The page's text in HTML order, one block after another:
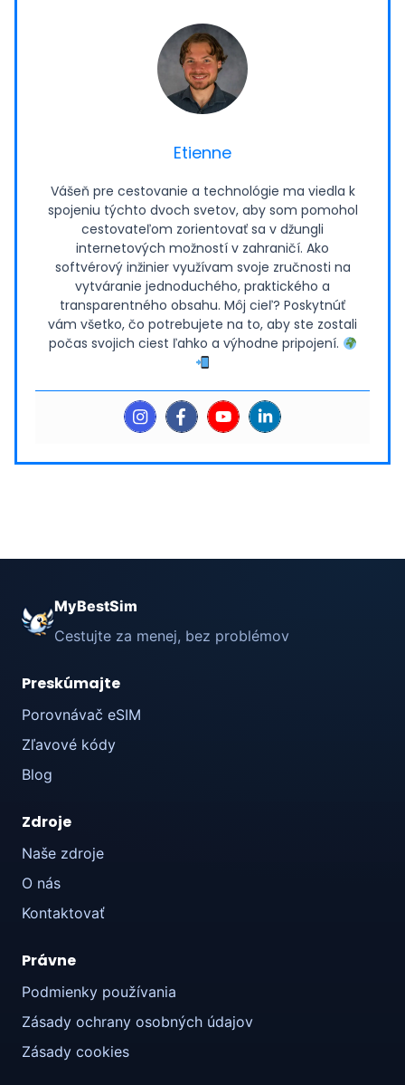
Etienne
Vášeň pre cestovanie a technológie ma viedla k
spojeniu týchto dvoch svetov, aby som pomohol
cestovateľom zorientovať sa v džungli
internetových možností v zahraničí. Ako
softvérový inžinier využívam svoje zručnosti na
vytváranie jednoduchého, praktického a
transparentného obsahu. Môj cieľ? Poskytnúť
vám všetko, čo potrebujete na to, aby ste zostali
počas svojich ciest ľahko a výhodne pripojení.
MyBestSim
Cestujte za menej, bez problémov
Preskúmajte
Porovnávač eSIM
Zľavové kódy
Blog
Zdroje
Naše zdroje
O nás
Kontaktovať
Právne
Podmienky používania
Zásady ochrany osobných údajov
Zásady cookies